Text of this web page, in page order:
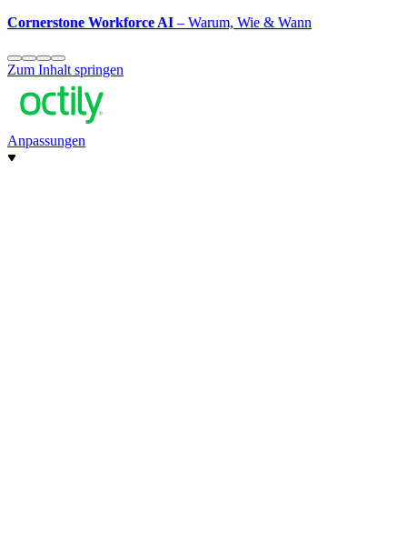
Cornerstone Workforce AI– Warum, Wie & Wann
Zum Inhalt springen
Anpassungen